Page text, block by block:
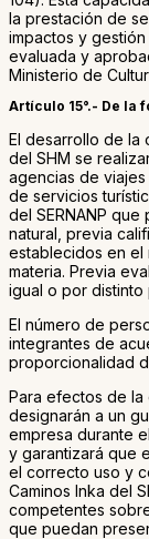
la prestación de
impactos y
evaluada y
Ministerio de
Artículo 15°.- De la
El desarrollo de la
del SHM se
agencias de
de servicios
del SERNANP
natural, previa
establecidos en el
materia. Previa
igual o por
El número de
integrantes de
proporcionalidad
Para efectos de la
designarán a un
empresa durante
y garantizará que
el correcto uso y
Caminos Inka del
competentes
que puedan